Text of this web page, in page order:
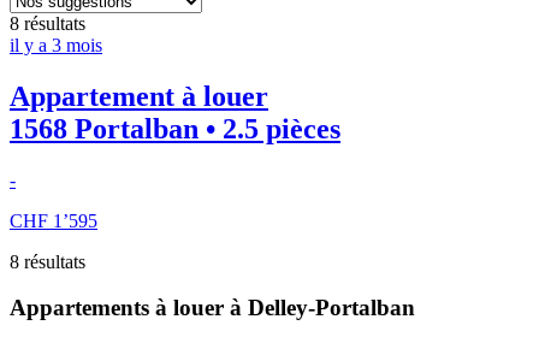
8 résultats
il y a 3 mois
Appartement à louer
1568 Portalban • 2.5 pièces
-
CHF 1’595
8 résultats
Appartements à louer à Delley-Portalban